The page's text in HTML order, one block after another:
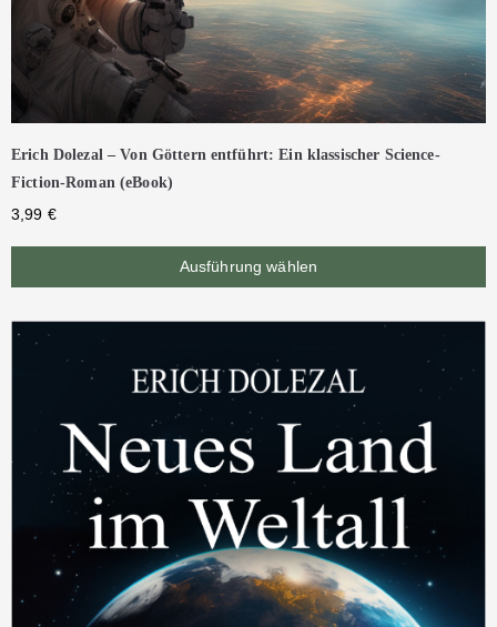
Erich Dolezal – Von Göttern entführt: Ein klassischer Science-
Fiction-Roman (eBook)
3,99 €
Ausführung wählen